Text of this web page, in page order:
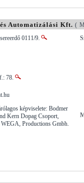
Automatizálási Kft. (
0111/9.
78.
képviselete: Bodmer
Kern Dopag Csoport,
Productions Gmbh.